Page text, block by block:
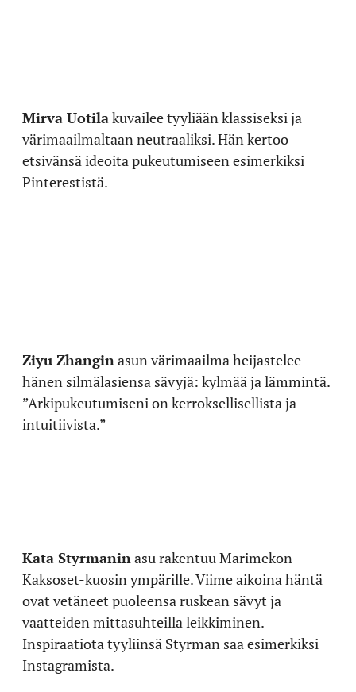
Mirva Uotilakuvailee tyyliään klassiseksi ja
värimaailmaltaan neutraaliksi. Hän kertoo
etsivänsä ideoita pukeutumiseen esimerkiksi
Pinterestistä.
Ziyu Zhanginasun värimaailma heijastelee
hänen silmälasiensa sävyjä: kylmää ja lämmintä.
”Arkipukeutumiseni on kerroksellisellista ja
intuitiivista.”
Kata Styrmaninasu rakentuu Marimekon
Kaksoset-kuosin ympärille. Viime aikoina häntä
ovat vetäneet puoleensa ruskean sävyt ja
vaatteiden mittasuhteilla leikkiminen.
Inspiraatiota tyyliinsä Styrman saa esimerkiksi
Instagramista.